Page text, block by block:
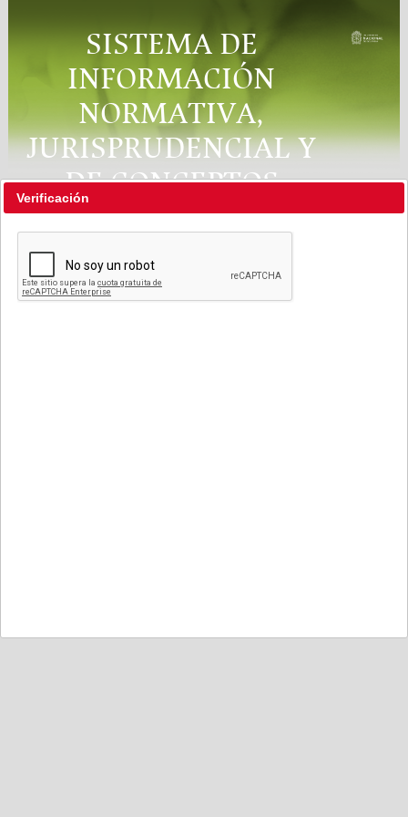
SISTEMA DE
INFORMACIÓN
NORMATIVA,
JURISPRUDENCIAL Y
DE CONCEPTOS
"RÉGIMEN LEGAL"
Verificación